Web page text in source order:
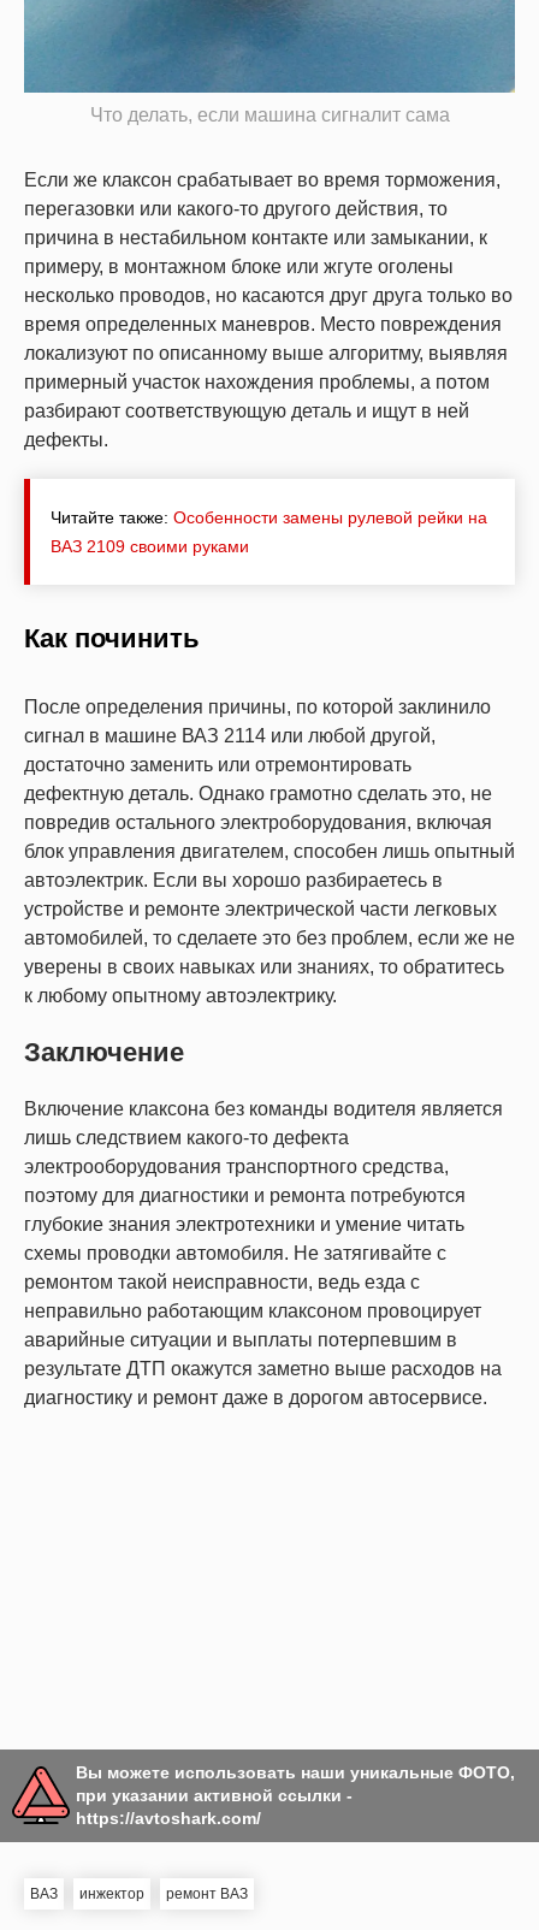
Что делать, если машина сигналит сама
Если же клаксон срабатывает во время торможения,
перегазовки или какого-то другого действия, то
причина в нестабильном контакте или замыкании, к
примеру, в монтажном блоке или жгуте оголены
несколько проводов, но касаются друг друга только во
время определенных маневров. Место повреждения
локализуют по описанному выше алгоритму, выявляя
примерный участок нахождения проблемы, а потом
разбирают соответствующую деталь и ищут в ней
дефекты.
Читайте также: Особенности замены рулевой рейки на
ВАЗ 2109 своими руками
Как починить
После определения причины, по которой заклинило
сигнал в машине ВАЗ 2114 или любой другой,
достаточно заменить или отремонтировать
дефектную деталь. Однако грамотно сделать это, не
повредив остального электроборудования, включая
блок управления двигателем, способен лишь опытный
автоэлектрик. Если вы хорошо разбираетесь в
устройстве и ремонте электрической части легковых
автомобилей, то сделаете это без проблем, если же не
уверены в своих навыках или знаниях, то обратитесь
к любому опытному автоэлектрику.
Заключение
Включение клаксона без команды водителя является
лишь следствием какого-то дефекта
электрооборудования транспортного средства,
поэтому для диагностики и ремонта потребуются
глубокие знания электротехники и умение читать
схемы проводки автомобиля. Не затягивайте с
ремонтом такой неисправности, ведь езда с
неправильно работающим клаксоном провоцирует
аварийные ситуации и выплаты потерпевшим в
результате ДТП окажутся заметно выше расходов на
диагностику и ремонт даже в дорогом автосервисе.
Вы можете использовать наши уникальные ФОТО,
при указании активной ссылки -
https://avtoshark.com/
ВАЗ инжектор ремонт ВАЗ